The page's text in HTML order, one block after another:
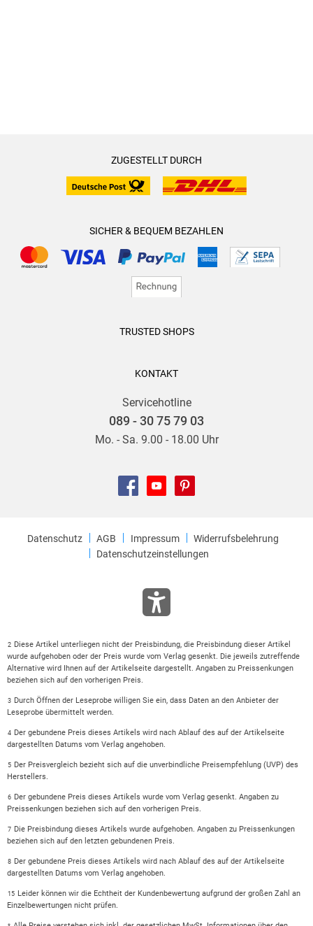
ZUGESTELLT DURCH
SICHER & BEQUEM BEZAHLEN
TRUSTED SHOPS
KONTAKT
Servicehotline
089 - 30 75 79 03
Mo. - Sa. 9.00 - 18.00 Uhr
Datenschutz AGB Impressum
Widerrufsbelehrung
Datenschutzeinstellungen
2
Diese Artikel unterliegen nicht der Preisbindung, die Preisbindung dieser Artikel
wurde aufgehoben oder der Preis wurde vom Verlag gesenkt. Die jeweils zutreffende
Alternative wird Ihnen auf der Artikelseite dargestellt. Angaben zu Preissenkungen
beziehen sich auf den vorherigen Preis.
3
Durch Öffnen der Leseprobe willigen Sie ein, dass Daten an den Anbieter der
Leseprobe übermittelt werden.
4
Der gebundene Preis dieses Artikels wird nach Ablauf des auf der Artikelseite
dargestellten Datums vom Verlag angehoben.
5
Der Preisvergleich bezieht sich auf die unverbindliche Preisempfehlung (UVP) des
Herstellers.
6
Der gebundene Preis dieses Artikels wurde vom Verlag gesenkt. Angaben zu
Preissenkungen beziehen sich auf den vorherigen Preis.
7
Die Preisbindung dieses Artikels wurde aufgehoben. Angaben zu Preissenkungen
beziehen sich auf den letzten gebundenen Preis.
8
Der gebundene Preis dieses Artikels wird nach Ablauf des auf der Artikelseite
dargestellten Datums vom Verlag angehoben.
15
Leider können wir die Echtheit der Kundenbewertung aufgrund der großen Zahl an
Einzelbewertungen nicht prüfen.